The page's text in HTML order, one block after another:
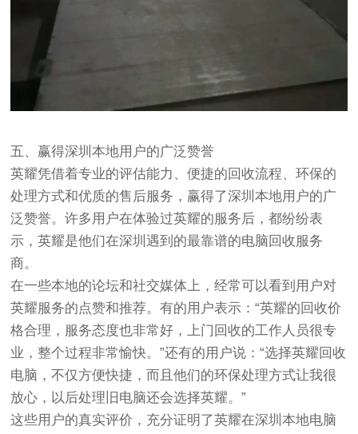
五、赢得深圳本地用户的广泛赞誉
英耀凭借着专业的评估能力、便捷的回收流程、环保的
处理方式和优质的售后服务，赢得了深圳本地用户的广
泛赞誉。许多用户在体验过英耀的服务后，都纷纷表
示，英耀是他们在深圳遇到的最靠谱的电脑回收服务
商。
在一些本地的论坛和社交媒体上，经常可以看到用户对
英耀服务的点赞和推荐。有的用户表示：“英耀的回收价
格合理，服务态度也非常好，上门回收的工作人员很专
业，整个过程非常愉快。”还有的用户说：“选择英耀回收
电脑，不仅方便快捷，而且他们的环保处理方式让我很
放心，以后处理旧电脑还会选择英耀。”
这些用户的真实评价，充分证明了英耀在深圳本地电脑